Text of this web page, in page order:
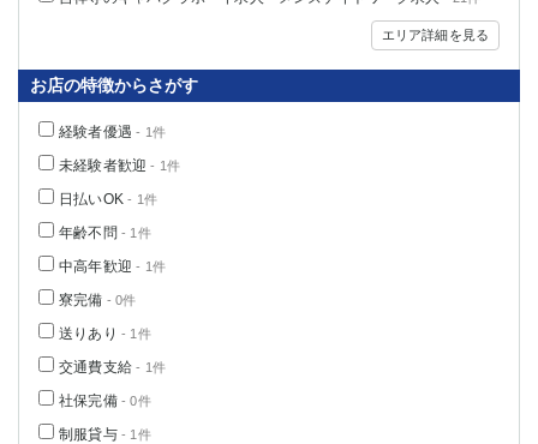
エリア詳細を見る
お店の特徴からさがす
経験者優遇 - 1件
未経験者歓迎 - 1件
日払いOK - 1件
年齢不問 - 1件
中高年歓迎 - 1件
寮完備 - 0件
送りあり - 1件
交通費支給 - 1件
社保完備- 0件
制服貸与- 1件